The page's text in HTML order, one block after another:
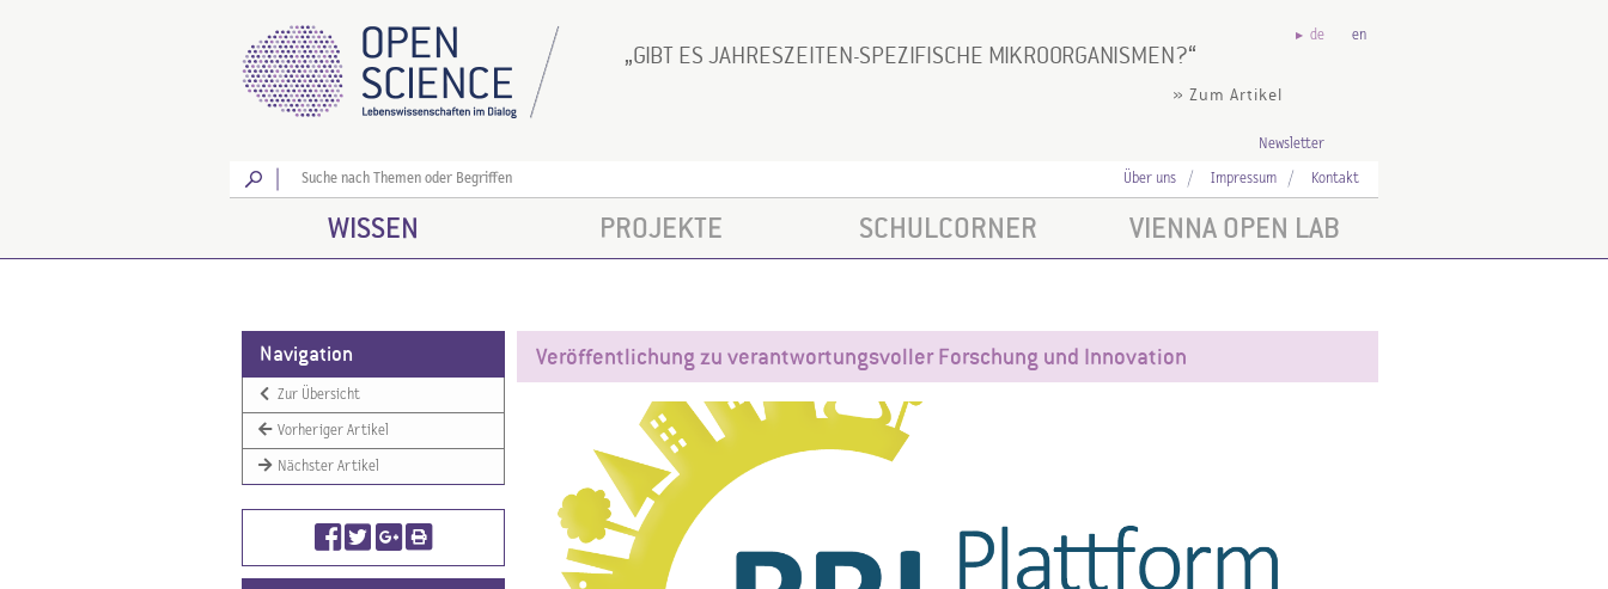
GIBT ES JAHRESZEITEN-SPEZIFISCHE MIKROORGANISMEN?
» Zum Artikel
de en
Newsletter
Los
Über uns Impressum Kontakt
WISSEN PROJEKTE SCHULCORNER VIENNA OPEN LAB
Navigation
Zur Übersicht
Vorheriger Artikel
Nächster Artikel
Veröffentlichung zu verantwortungsvoller Forschung und Innovation